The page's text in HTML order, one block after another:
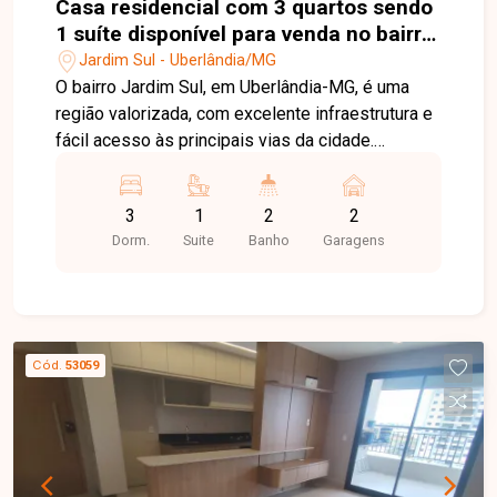
Casa residencial com 3 quartos sendo
1 suíte disponível para venda no bairro
Jardim Sul em Uberlândia-MG
Jardim Sul - Uberlândia/MG
O bairro Jardim Sul, em Uberlândia-MG, é uma
região valorizada, com excelente infraestrutura e
fácil acesso às principais vias da cidade.
restaurantes e diversos serviços, oferece
praticidade, conforto e qualidade de vida para
toda a família. Casa com aproximadamente
suíte com móveis planejados, penteadeira com
iluminação em LED, espelhos e ar-condicionado,
banheiro social e banheiro da suíte com armários
planejados e chuveiros. A cozinha é completa,
equipada com móveis planejados, forno
embutido, cooktop, depurador de ar e lava-louças.
3
Dorm.
1
Suite
2
Banho
2
Garagens
Cód. 53059